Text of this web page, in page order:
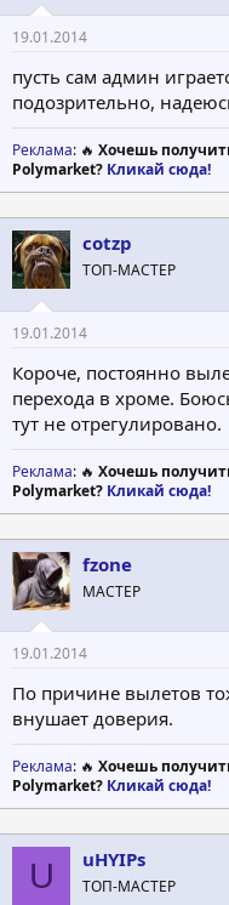
19.01.2014
пусть сам админ
подозрительно,
Реклама: 🔥 Хочешь
Polymarket? Кликай сюда!
cotzp
ТОП-МАСТЕР
19.01.2014
Короче, постоянно
перехода в хроме.
тут не отрегулировано.
Реклама: 🔥 Хочешь
Polymarket? Кликай сюда!
fzone
МАСТЕР
19.01.2014
По причине вылетов
внушает доверия.
Реклама: 🔥 Хочешь
Polymarket? Кликай сюда!
U uHYIPs
ТОП-МАСТЕР